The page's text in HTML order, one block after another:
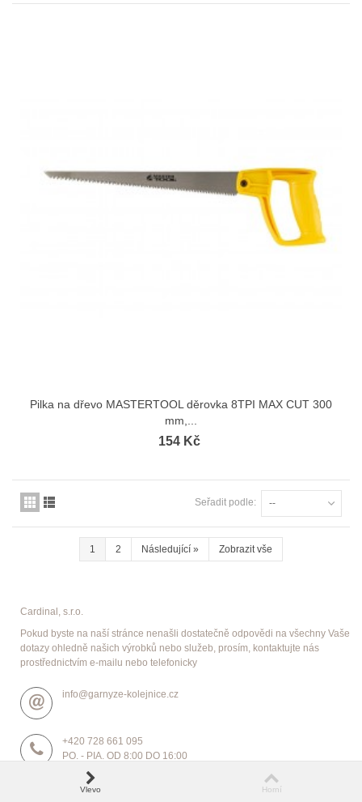
Pilka na dřevo MASTERTOOL děrovka 8TPI MAX CUT 300
mm,...
154 Kč
Seřadit podle: --
1 2 Následující» Zobrazit vše
Cardinal, s.r.o.
Pokud byste na naší stránce nenašli dostatečně odpovědi na všechny Vaše
dotazy ohledně našich výrobků nebo služeb, prosím, kontaktujte nás
prostřednictvím e-mailu nebo telefonicky
info@garnyze-kolejnice.cz
+420 728 661 095
PO. - PIA. OD 8:00 DO 16:00
Naše poštovní adresa: Cardinal, s.r.o. P.O. BOX 8, 73991
Vlevo Horní